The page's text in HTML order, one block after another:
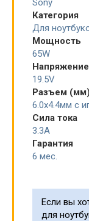
Sony
Категория
Для
Мощность
65W
Напряжение
19.5V
Разъем (мм)
6.0x4.4мм с
Сила тока
3.3A
Гарантия
6 мес.
Если вы
для